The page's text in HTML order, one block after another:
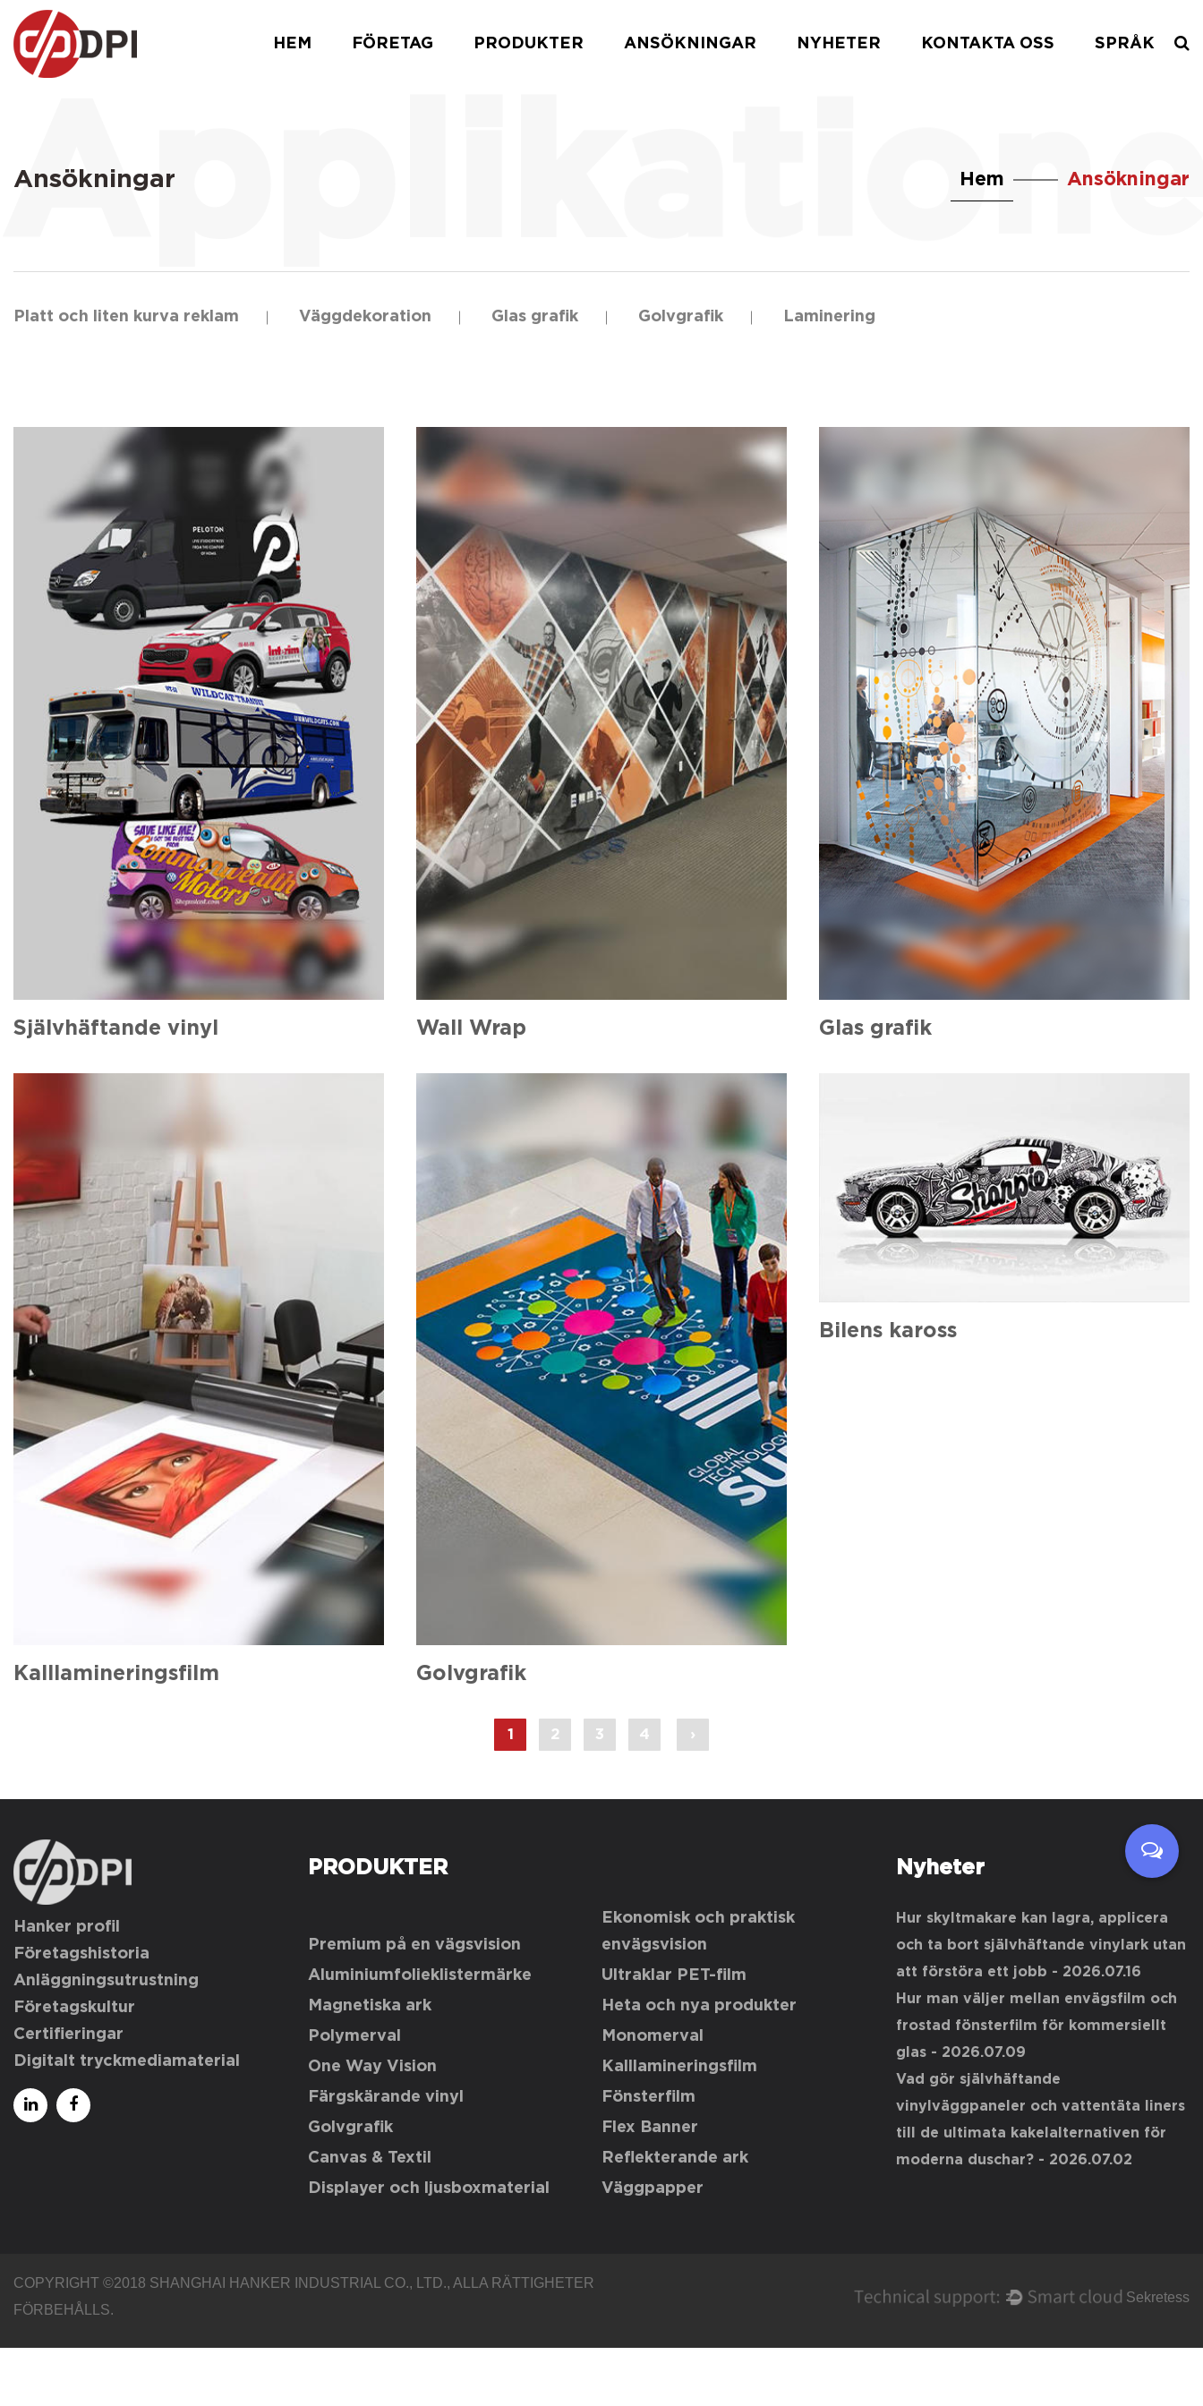
HEM FÖRETAG PRODUKTER ANSÖKNINGAR NYHETER KONTAKTA OSS SPRÅK
Ansökningar Hem Ansökningar
Platt och liten kurva reklam Väggdekoration Glas grafik Golvgrafik Laminering
Självhäftande vinyl Wall Wrap Glas grafik
Kalllamineringsfilm Golvgrafik
Bilens kaross
1 2 3 4 ›
Hanker profil
Företagshistoria
Anläggningsutrustning
Företagskultur
Certifieringar
Digitalt tryckmediamaterial
PRODUKTER
Premium på en vägsvision
Ekonomisk och praktisk
envägsvision
Aluminiumfolieklistermärke
Ultraklar PET-film
Magnetiska ark
Heta och nya produkter
Polymerval
Monomerval
One Way Vision
Kalllamineringsfilm
Färgskärande vinyl
Fönsterfilm
Golvgrafik
Flex Banner
Canvas & Textil
Reflekterande ark
Displayer och ljusboxmaterial
Väggpapper
Nyheter
Hur skyltmakare kan lagra, applicera
och ta bort självhäftande vinylark utan
att förstöra ett jobb - 2026.07.16
Hur man väljer mellan envägsfilm och
frostad fönsterfilm för kommersiellt
glas- 2026.07.09
Vad gör självhäftande
vinylväggpaneler och vattentäta liners
till de ultimata kakelalternativen för
moderna duschar?- 2026.07.02
COPYRIGHT ©2018 SHANGHAI HANKER INDUSTRIAL CO., LTD., ALLA RÄTTIGHETER
FÖRBEHÅLLS.
Sekretess